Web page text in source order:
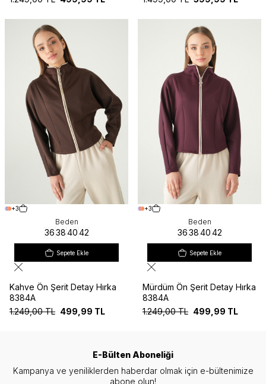
+3
Beden
36384042
Sepete Ekle
Kahve Ön Şerit Detay Hırka
8384A
1.249,00TL 499,99 TL
+3
Beden
36384042
Sepete Ekle
Mürdüm Ön Şerit Detay Hırka
8384A
1.249,00TL 499,99 TL
E-Bülten Aboneliği
Kampanya ve yeniliklerden haberdar olmak için e-bültenimize
abone olun!